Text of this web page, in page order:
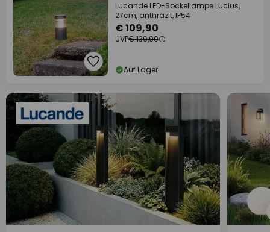
Lucande LED-Sockellampe Lucius,
27cm, anthrazit, IP54
€ 109,90
UVP€ 139,90
Auf Lager